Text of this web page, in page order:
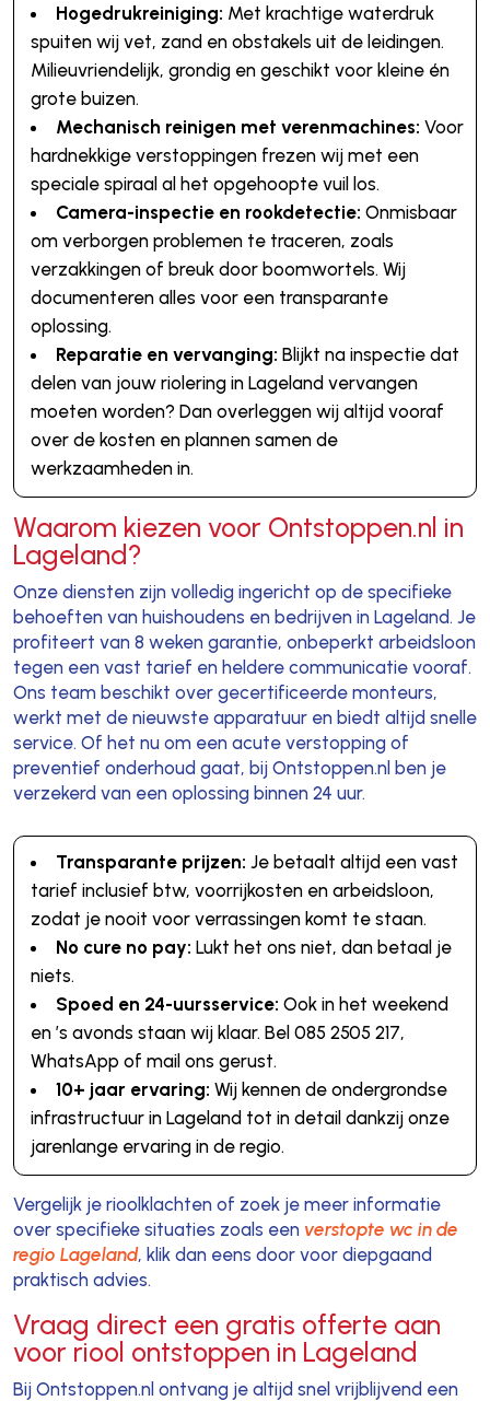
Hogedrukreiniging: Met krachtige waterdruk
spuiten wij vet, zand en obstakels uit de leidingen.
Milieuvriendelijk, grondig en geschikt voor kleine én
grote buizen.
Mechanisch reinigen met verenmachines: Voor
hardnekkige verstoppingen frezen wij met een
speciale spiraal al het opgehoopte vuil los.
Camera-inspectie en rookdetectie: Onmisbaar
om verborgen problemen te traceren, zoals
verzakkingen of breuk door boomwortels. Wij
documenteren alles voor een transparante
oplossing.
Reparatie en vervanging: Blijkt na inspectie dat
delen van jouw riolering in Lageland vervangen
moeten worden? Dan overleggen wij altijd vooraf
over de kosten en plannen samen de
werkzaamheden in.
Waarom kiezen voor Ontstoppen.nl in
Lageland?
Onze diensten zijn volledig ingericht op de specifieke
behoeften van huishoudens en bedrijven in Lageland. Je
profiteert van 8 weken garantie, onbeperkt arbeidsloon
tegen een vast tarief en heldere communicatie vooraf.
Ons team beschikt over gecertificeerde monteurs,
werkt met de nieuwste apparatuur en biedt altijd snelle
service. Of het nu om een acute verstopping of
preventief onderhoud gaat, bij Ontstoppen.nl ben je
verzekerd van een oplossing binnen 24 uur.
Transparante prijzen: Je betaalt altijd een vast
tarief inclusief btw, voorrijkosten en arbeidsloon,
zodat je nooit voor verrassingen komt te staan.
No cure no pay: Lukt het ons niet, dan betaal je
niets.
Spoed en 24-uursservice: Ook in het weekend
en ’s avonds staan wij klaar. Bel 085 2505 217,
WhatsApp of mail ons gerust.
10+ jaar ervaring: Wij kennen de ondergrondse
infrastructuur in Lageland tot in detail dankzij onze
jarenlange ervaring in de regio.
Vergelijk je rioolklachten of zoek je meer informatie
over specifieke situaties zoals een verstopte wc in de
regio Lageland, klik dan eens door voor diepgaand
praktisch advies.
Vraag direct een gratis offerte aan
voor riool ontstoppen in Lageland
Bij Ontstoppen.nl ontvang je altijd snel vrijblijvend een